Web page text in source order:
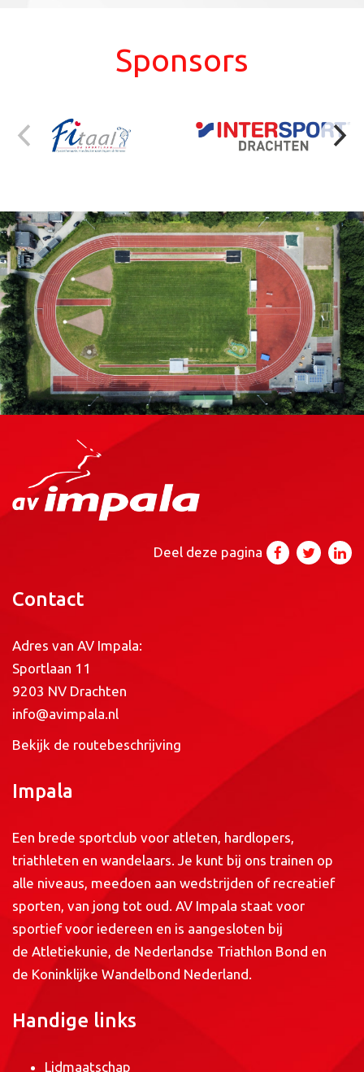
Sponsors
Deel deze pagina
Contact
Adres van AV Impala:
Sportlaan 11
9203 NV Drachten
info@avimpala.nl
Bekijk de routebeschrijving
Impala
Een brede sportclub voor atleten, hardlopers,
triathleten en wandelaars. Je kunt bij ons trainen op
alle niveaus, meedoen aan wedstrijden of recreatief
sporten, van jong tot oud. AV Impala staat voor
sportief voor iedereen en is aangesloten bij
de Atletiekunie, de Nederlandse Triathlon Bond en
de Koninklijke Wandelbond Nederland.
Handige links
Lidmaatschap